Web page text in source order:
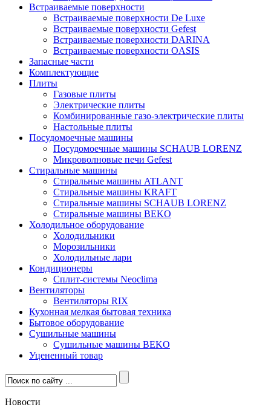
Встраиваемые поверхности
Встраиваемые поверхности De Luxe
Встраиваемые поверхности Gefest
Встраиваемые поверхности DARINA
Встраиваемые поверхности OASIS
Запасные части
Комплектующие
Плиты
Газовые плиты
Электрические плиты
Комбинированные газо-электрические плиты
Настольные плиты
Посудомоечные машины
Посудомоечные машины SCHAUB LORENZ
Микроволновые печи Gefest
Стиральные машины
Стиральные машины ATLANT
Стиральные машины KRAFT
Стиральные машины SCHAUB LORENZ
Стиральные машины BEKO
Холодильное оборудование
Холодильники
Морозильники
Холодильные лари
Кондиционеры
Сплит-системы Neoclima
Вентиляторы
Вентиляторы RIX
Кухонная мелкая бытовая техника
Бытовое оборудование
Сушильные машины
Сушильные машины BEKO
Уцененный товар
Новости